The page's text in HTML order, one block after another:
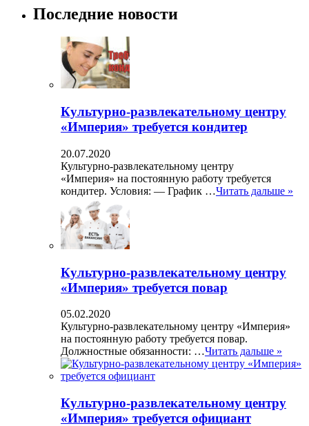
Последние новости
Культурно-развлекательному центру
«Империя» требуется кондитер
20.07.2020
Культурно-развлекательному центру
«Империя» на постоянную работу требуется
кондитер. Условия: — График …Читать дальше »
Культурно-развлекательному центру
«Империя» требуется повар
05.02.2020
Культурно-развлекательному центру «Империя»
на постоянную работу требуется повар.
Должностные обязанности: …Читать дальше »
Культурно-развлекательному центру
«Империя» требуется официант